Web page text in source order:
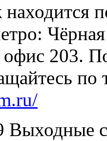
203.
по
Выходные